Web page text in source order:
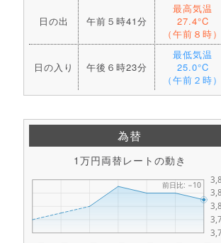
日の出 午前５時41分
最高気温
27.4°C
（午前８時）
日の入り 午後６時23分
最低気温
25.0°C
（午前２時）
為替
1万円両替レートの動き